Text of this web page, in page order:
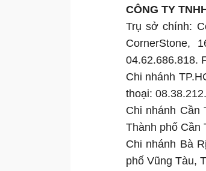
CÔNG TY
Trụ sở chính:
CornerStone,
04.62.686.818.
Chi nhánh
thoại:
Chi nhánh Cần
Thành phố Cần
Chi nhánh Bà
phố Vũng Tàu,